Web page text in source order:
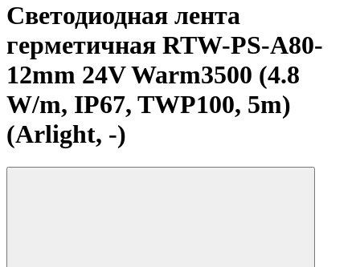
Светодиодная лента
герметичная RTW-PS-A80-
12mm 24V Warm3500 (4.8
W/m, IP67, TWP100, 5m)
(Arlight, -)